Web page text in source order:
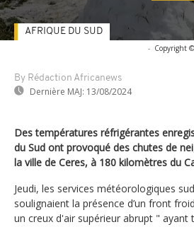
- Copyright
By Rédaction Africanews
Dernière MAJ: 13/08/2024
AFRIQUE DU SUD
Des températures réfrigérantes
du Sud ont provoqué des chutes de
la ville de Ceres, à 180 kilomètres du
Jeudi, les services météorologiques
soulignaient la présence d’un front
un creux d'air supérieur abrupt " ayant